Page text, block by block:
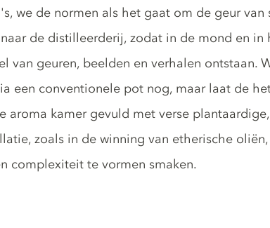
we de normen als het gaat om de geur van
de distilleerderij, zodat in de mond en in
van geuren, beelden en verhalen ontstaan.
een conventionele pot nog, maar laat de
aroma kamer gevuld met verse
zoals in de winning van etherische
complexiteit te vormen smaken.